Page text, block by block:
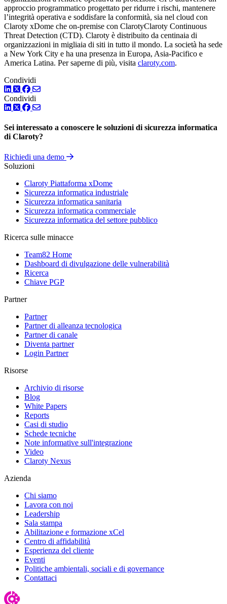
approccio programmatico progettato per ridurre i rischi, mantenere
l’integrità operativa e soddisfare la conformità, sia nel cloud con
Claroty xDome che on-premise con ClarotyClaroty Continuous
Threat Detection (CTD). Claroty è distribuito da centinaia di
organizzazioni in migliaia di siti in tutto il mondo. La società ha sede
a New York City e ha una presenza in Europa, Asia-Pacifico e
America Latina. Per saperne di più, visita claroty.com.
Condividi
LinkedIn
TwitterFacebook
Condividi
LinkedIn
TwitterFacebook
Sei interessato a conoscere le soluzioni di sicurezza informatica
di Claroty?
Richiedi una demo
Soluzioni
Claroty Piattaforma xDome
Sicurezza informatica industriale
Sicurezza informatica sanitaria
Sicurezza informatica commerciale
Sicurezza informatica del settore pubblico
Ricerca sulle minacce
Team82 Home
Dashboard di divulgazione delle vulnerabilità
Ricerca
Chiave PGP
Partner
Partner
Partner di alleanza tecnologica
Partner di canale
Diventa partner
Login Partner
Risorse
Archivio di risorse
Blog
White Papers
Reports
Casi di studio
Schede tecniche
Note informative sull'integrazione
Video
Claroty Nexus
Azienda
Chi siamo
Lavora con noi
Leadership
Sala stampa
Abilitazione e formazione xCel
Centro di affidabilità
Esperienza del cliente
Eventi
Politiche ambientali, sociali e di governance
Contattaci